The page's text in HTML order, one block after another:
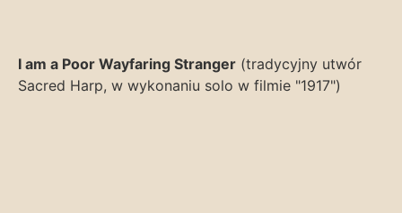
I am a Poor Wayfaring Stranger (tradycyjny utwór
Sacred Harp, w wykonaniu solo w filmie "1917")